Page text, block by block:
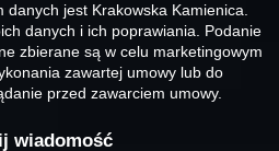
danych jest Krakowska Kamienica.
danych i ich poprawiania. Podanie
zbierane są w celu marketingowym
zawartej umowy lub do
przed zawarciem umowy.